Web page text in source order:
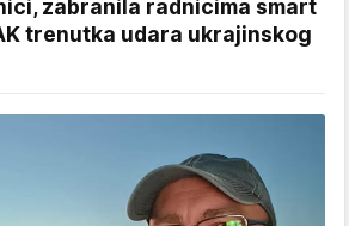
zabranila radnicima smart
trenutka udara ukrajinskog